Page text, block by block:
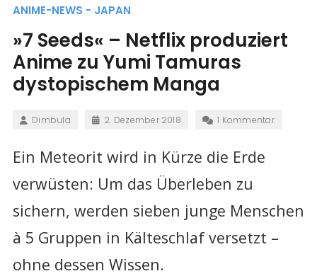
ANIME-NEWS - JAPAN
»7 Seeds« – Netflix produziert
Anime zu Yumi Tamuras
dystopischem Manga
Dimbula 2. Dezember 2018 1 Kommentar
Ein Meteorit wird in Kürze die Erde
verwüsten: Um das Überleben zu
sichern, werden sieben junge Menschen
à 5 Gruppen in Kälteschlaf versetzt –
ohne dessen Wissen.